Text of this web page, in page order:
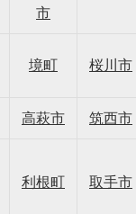
市
境町 桜川市
高萩市 筑西市
利根町 取手市